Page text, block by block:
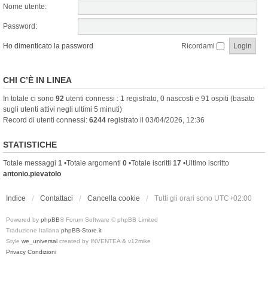
Nome utente:
Password:
Ho dimenticato la password Ricordami
CHI C’È IN LINEA
In totale ci sono 92 utenti connessi : 1 registrato, 0 nascosti e 91 ospiti (basato
sugli utenti attivi negli ultimi 5 minuti)
Record di utenti connessi: 6244 registrato il 03/04/2026, 12:36
STATISTICHE
Totale messaggi 1 •Totale argomenti 0 •Totale iscritti 17 •Ultimo iscritto
antonio.pievatolo
Indice Contattaci Cancella cookie Tutti gli orari sono UTC+02:00
Powered by phpBB® Forum Software © phpBB Limited
Traduzione Italiana phpBB-Store.it
Style we_universal created by INVENTEA & v12mike
Privacy Condizioni